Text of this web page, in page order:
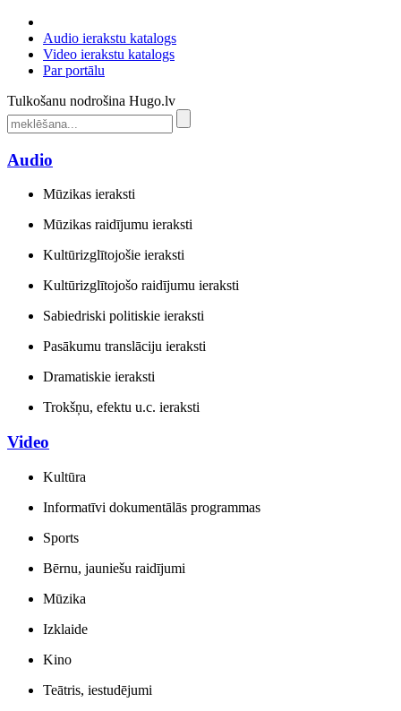
Audio ierakstu katalogs
Video ierakstu katalogs
Par portālu
Tulkošanu nodrošina Hugo.lv
Audio
Mūzikas ieraksti
Mūzikas raidījumu ieraksti
Kultūrizglītojošie ieraksti
Kultūrizglītojošo raidījumu ieraksti
Sabiedriski politiskie ieraksti
Pasākumu translāciju ieraksti
Dramatiskie ieraksti
Trokšņu, efektu u.c. ieraksti
Video
Kultūra
Informatīvi dokumentālās programmas
Sports
Bērnu, jauniešu raidījumi
Mūzika
Izklaide
Kino
Teātris, iestudējumi